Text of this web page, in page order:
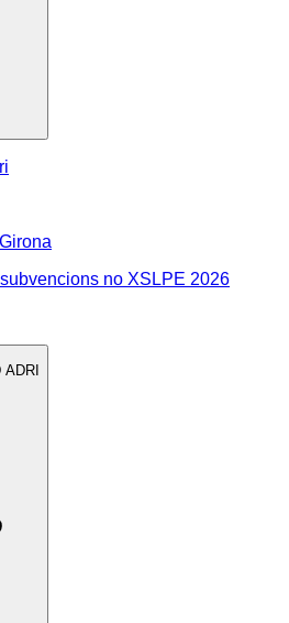
no XSLPE 2026